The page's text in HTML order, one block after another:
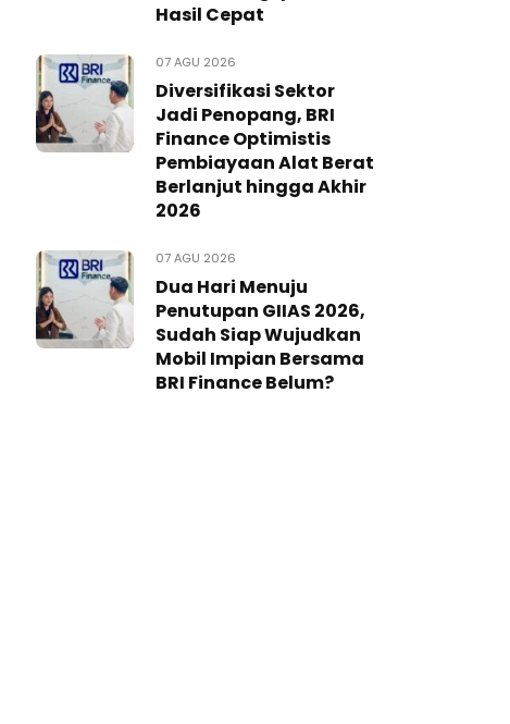
Hasil Cepat
07 AGU 2026
Diversifikasi Sektor
Jadi Penopang, BRI
Finance Optimistis
Pembiayaan Alat Berat
Berlanjut hingga Akhir
2026
07 AGU 2026
Dua Hari Menuju
Penutupan GIIAS 2026,
Sudah Siap Wujudkan
Mobil Impian Bersama
BRI Finance Belum?